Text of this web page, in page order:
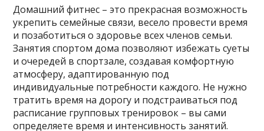
Домашний фитнес – это прекрасная возможность
укрепить семейные связи, весело провести время
и позаботиться о здоровье всех членов семьи.
Занятия спортом дома позволяют избежать суеты
и очередей в спортзале, создавая комфортную
атмосферу, адаптированную под
индивидуальные потребности каждого. Не нужно
тратить время на дорогу и подстраиваться под
расписание групповых тренировок – вы сами
определяете время и интенсивность занятий.